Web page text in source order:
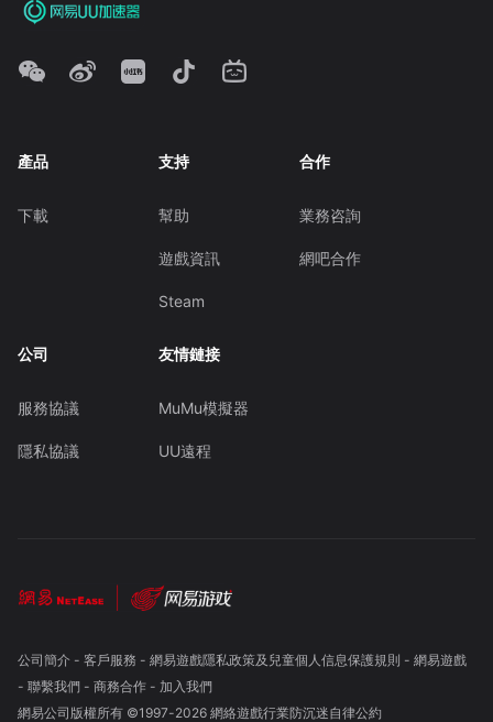
產品
下載
支持
幫助
遊戲資訊
Steam
合作
業務咨詢
網吧合作
公司
服務協議
隱私協議
友情鏈接
MuMu模擬器
UU遠程
公司簡介- 客戶服務 - 網易遊戲隱私政策及兒童個人信息保護規則 - 網易遊戲
- 聯繫我們- 商務合作- 加入我們
網易公司版權所有 ©1997-2026 網絡遊戲行業防沉迷自律公約